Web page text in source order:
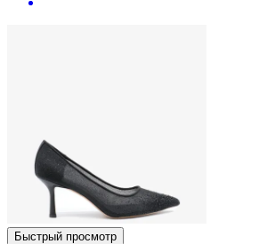
Быстрый просмотр